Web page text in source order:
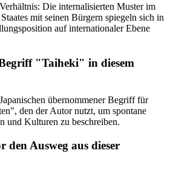
Die internalisierten Muster im
mit seinen Bürgern spiegeln sich in
auf internationaler Ebene
"Taiheki" in diesem
übernommener Begriff für
den der Autor nutzt, um spontane
und Kulturen zu beschreiben.
den Ausweg aus dieser